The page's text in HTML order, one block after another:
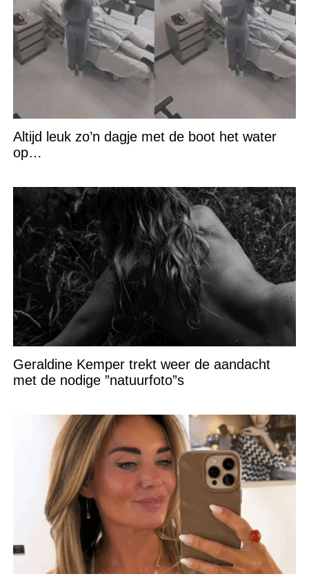
Altijd leuk zo’n dagje met de boot het water
op…
Geraldine Kemper trekt weer de aandacht
met de nodige ”natuurfoto”s